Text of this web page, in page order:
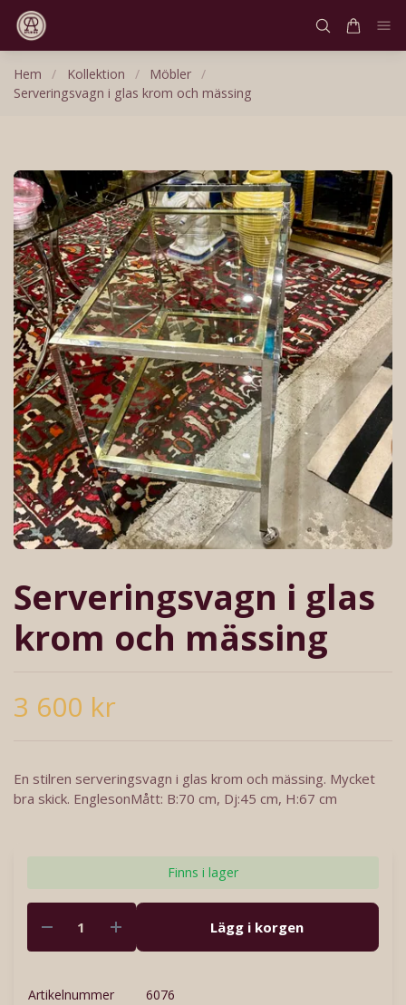
Hem / Kollektion / Möbler /
Serveringsvagn i glas krom och mässing
Serveringsvagn i glas
krom och mässing
3 600 kr
En stilren serveringsvagn i glas krom och mässing. Mycket
bra skick. EnglesonMått: B:70 cm, Dj:45 cm, H:67 cm
Finns i lager
Lägg i korgen
Artikelnummer 6076